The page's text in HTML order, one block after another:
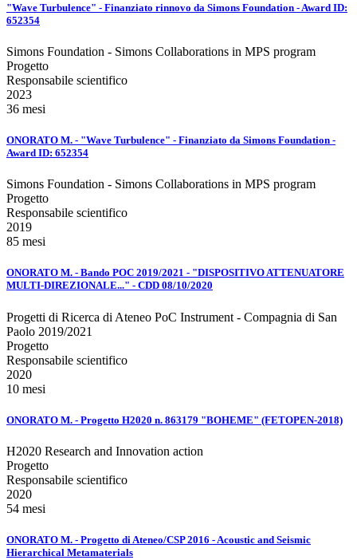
"Wave Turbulence" - Finanziato rinnovo da Simons Foundation - Award ID:
652354
Simons Foundation - Simons Collaborations in MPS program
Progetto
Responsabile scientifico
2023
36 mesi
ONORATO M. - "Wave Turbulence" - Finanziato da Simons Foundation -
Award ID: 652354
Simons Foundation - Simons Collaborations in MPS program
Progetto
Responsabile scientifico
2019
85 mesi
ONORATO M. - Bando POC 2019/2021 - "DISPOSITIVO ATTENUATORE
MULTI-DIREZIONALE..." - CDD 08/10/2020
Progetti di Ricerca di Ateneo PoC Instrument - Compagnia di San
Paolo 2019/2021
Progetto
Responsabile scientifico
2020
10 mesi
ONORATO M. - Progetto H2020 n. 863179 "BOHEME" (FETOPEN-2018)
H2020 Research and Innovation action
Progetto
Responsabile scientifico
2020
54 mesi
ONORATO M. - Progetto di Ateneo/CSP 2016 - Acoustic and Seismic
Hierarchical Metamaterials